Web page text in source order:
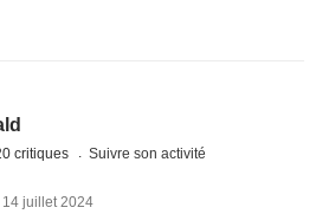
critiques Suivre son activité
14 juillet 2024